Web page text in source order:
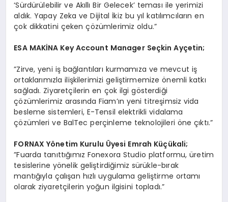
‘Sürdürülebilir ve Akıllı Bir Gelecek’ teması ile yerimizi
aldık. Yapay Zeka ve Dijital İkiz bu yıl katılımcıların en
çok dikkatini çeken çözümlerimiz oldu.”
ESA MAKİNA Key Account Manager Seçkin Ayçetin;
”Zirve, yeni iş bağlantıları kurmamıza ve mevcut iş
ortaklarımızla ilişkilerimizi geliştirmemize önemli katkı
sağladı. Ziyaretçilerin en çok ilgi gösterdiği
çözümlerimiz arasında Fiam’ın yeni titreşimsiz vida
besleme sistemleri, E-Tensil elektrikli vidalama
çözümleri ve BalTec perçinleme teknolojileri öne çıktı.”
FORNAX Yönetim Kurulu Üyesi Emrah Küçükali;
”Fuarda tanıttığımız Fonexora Studio platformu, üretim
tesislerine yönelik geliştirdiğimiz sürükle-bırak
mantığıyla çalışan hızlı uygulama geliştirme ortamı
olarak ziyaretçilerin yoğun ilgisini topladı.”